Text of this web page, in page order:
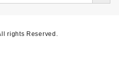
rights Reserved.